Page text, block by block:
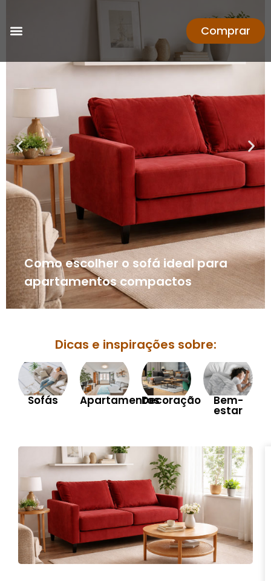
Comprar
Como escolher o sofá ideal para
apartamentos compactos
Dicas e inspirações sobre:
Sofás ApartamentosDecoração Bem-
estar